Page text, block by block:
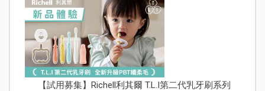
【試用募集】Richell利其爾 T.L.I第二代乳牙刷系列